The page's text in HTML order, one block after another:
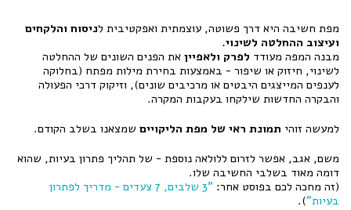
מפת חשיבה היא דרך פשוטה, עוצמתית ואפקטיבית לניסוח והלקחים
ועיצוב ההחלטה לשינוי.
מבנה המפה מעודד לפרק ולאפיין את הפנים השונים של ההחלטה
לשינוי, חיזוק או שיפור - באמצעות בחירת מילות מפתח (בחלוקה
לענפים המייצגים היבטים או מרכיבים שונים), וזיקוק דרכי הפעולה
והבקרה החדשות שילקחו בעקבות המקרה.
למעשה זוהי תמונת ראי של מפת הליקויים שמצאנו בשלב הקודם.
משם, אגב, אפשר לזרום ללולאה נוספת - של תהליך פתרון בעיות, שהוא
דומה מאוד בשלבי החשיבה שלו.
(זה מחכה לכם בפוסט אחר:
"3 שלבים, 7 צעדים - מדריך לפתרון
בעיות").